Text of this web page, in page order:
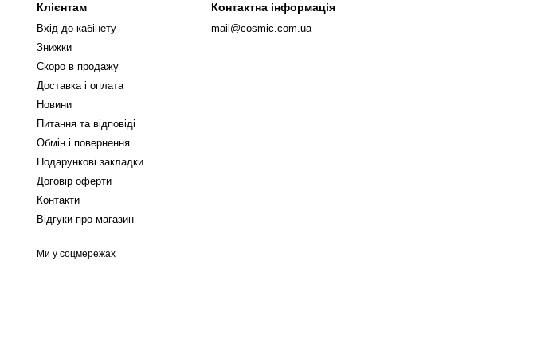
Клієнтам
Вхід до кабінету
Знижки
Скоро в продажу
Доставка і оплата
Новини
Питання та відповіді
Обмін і повернення
Подарункові закладки
Договір оферти
Контакти
Відгуки про магазин
Ми у соцмережах
Контактна інформація
mail@cosmic.com.ua